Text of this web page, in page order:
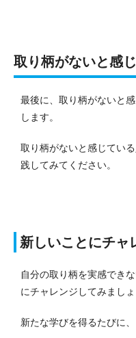
取り柄がないと感
最後に、取り柄がないと
します。
取り柄がないと感じてい
践してみてください。
新しいことにチャ
自分の取り柄を実感でき
にチャレンジしてみましょ
新たな学びを得るたびに